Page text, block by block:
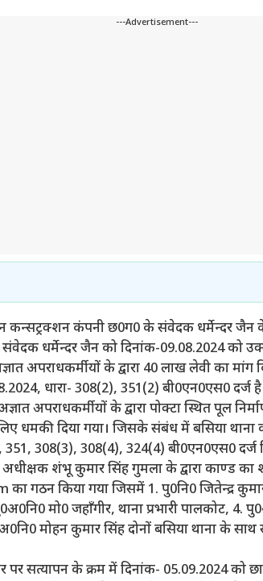
---Advertisement---
कंपनी छ0ग0 के संवेदक धर्मेन्दर जैन के
संवेदक धर्मेन्दर जैन को दिनांक-09.08.2024 को
अपराधकर्मीयों के द्वारा 40 लाख लेवी का
धारा- 308(2), 351(2) बी0एन0एस0 दर्ज
अपराधकर्मीयों के द्वारा पोक्टा स्थित पूल
धमकी दिया गया। जिसके संबंध में बसिया
308(3), 308(4), 324(4) बी0एन0एस0 दर्ज
शंभू कुमार सिंह गुमला के द्वारा काण्ड का
गठन किया गया जिसमें 1. पु0नि0 जितेन्द्र
मो0 जहाँगीर, थाना प्रभारी पालकोट, 4.
मोहन कुमार सिंह दोनों बसिया थाना के
सत्यापन के क्रम में दिनांक- 05.09.2024 को